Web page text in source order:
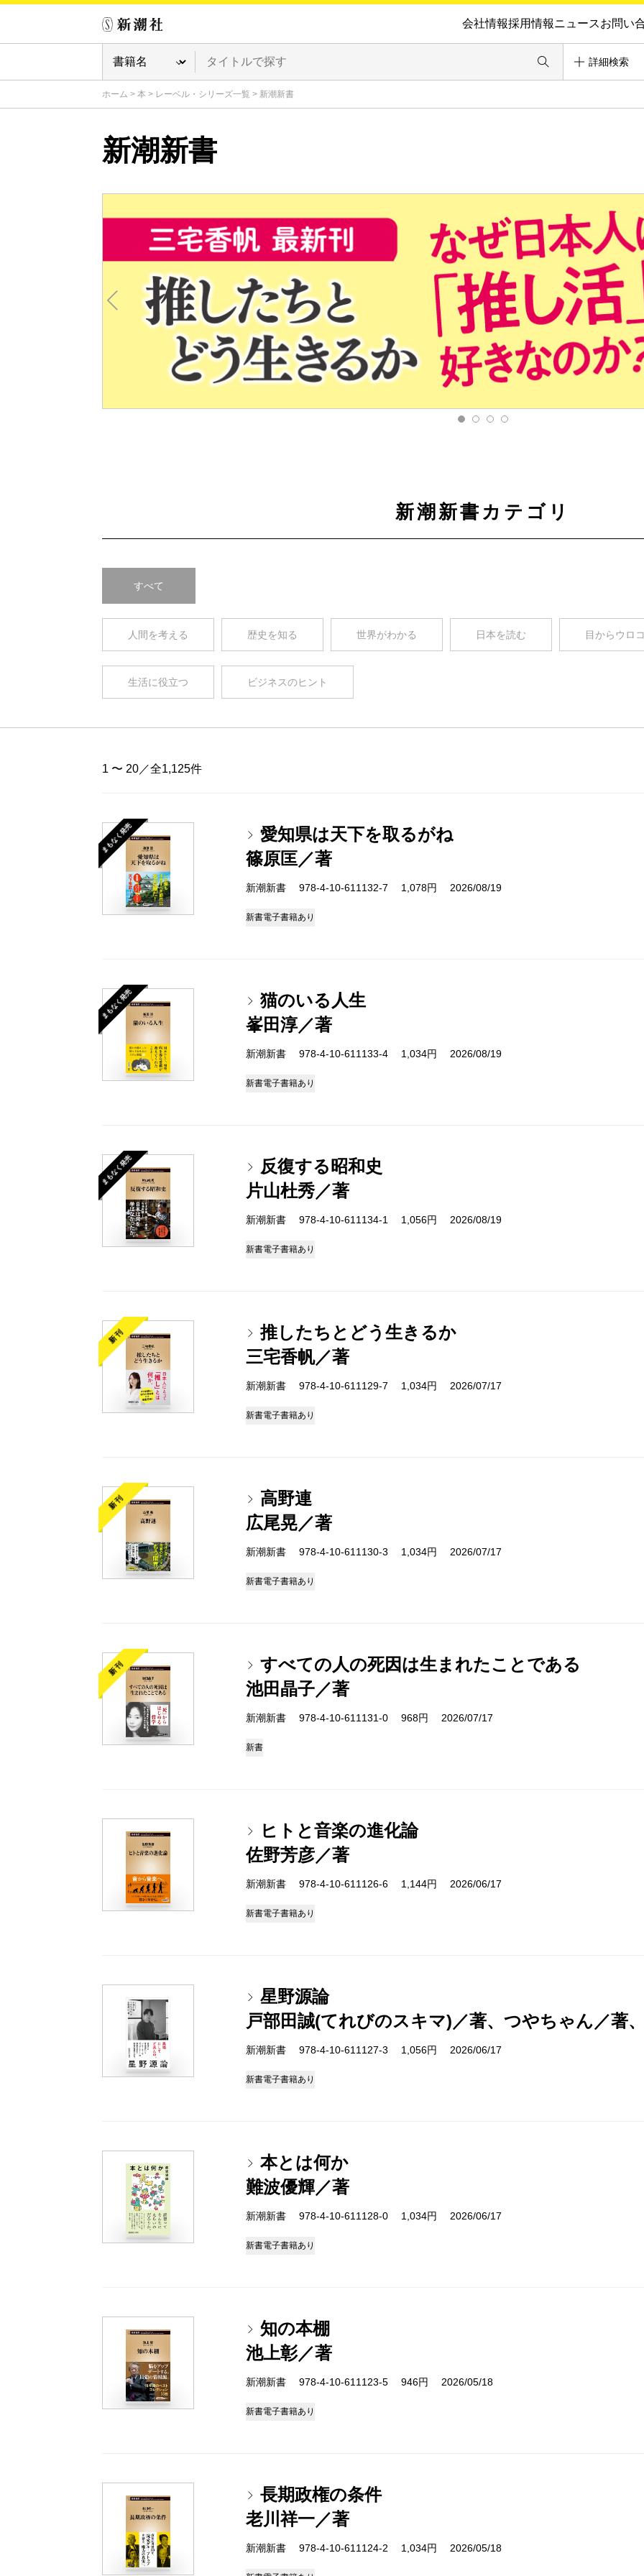
会社情報採用情報ニュースお問い
詳細検索
ホーム > 本 > レーベル・シリーズ一覧 > 新潮新書
新潮新書
新潮新書カテゴリ
すべて
人間を考える 歴史を知る 世界がわかる 日本を読む 目からウロコ
生活に役立つ ビジネスのヒント
1 〜 20／全1,125件
まもなく発売
愛知県は天下を取るがね
篠原匡／著
新潮新書 978-4-10-611132-7 1,078円 2026/08/19
新書電子書籍あり
まもなく発売
猫のいる人生
峯田淳／著
新潮新書 978-4-10-611133-4 1,034円 2026/08/19
新書電子書籍あり
まもなく発売
反復する昭和史
片山杜秀／著
新潮新書 978-4-10-611134-1 1,056円 2026/08/19
新書電子書籍あり
新刊
推したちとどう生きるか
三宅香帆／著
新潮新書 978-4-10-611129-7 1,034円 2026/07/17
新書電子書籍あり
新刊
高野連
広尾晃／著
新潮新書 978-4-10-611130-3 1,034円 2026/07/17
新書電子書籍あり
新刊
すべての人の死因は生まれたことである
池田晶子／著
新潮新書 978-4-10-611131-0 968円 2026/07/17
新書
ヒトと音楽の進化論
佐野芳彦／著
新潮新書 978-4-10-611126-6 1,144円 2026/06/17
新書電子書籍あり
星野源論
戸部田誠(てれびのスキマ)／著、つやちゃん／著
新潮新書 978-4-10-611127-3 1,056円 2026/06/17
新書電子書籍あり
本とは何か
難波優輝／著
新潮新書 978-4-10-611128-0 1,034円 2026/06/17
新書電子書籍あり
知の本棚
池上彰／著
新潮新書 978-4-10-611123-5 946円 2026/05/18
新書電子書籍あり
長期政権の条件
老川祥一／著
新潮新書 978-4-10-611124-2 1,034円 2026/05/18